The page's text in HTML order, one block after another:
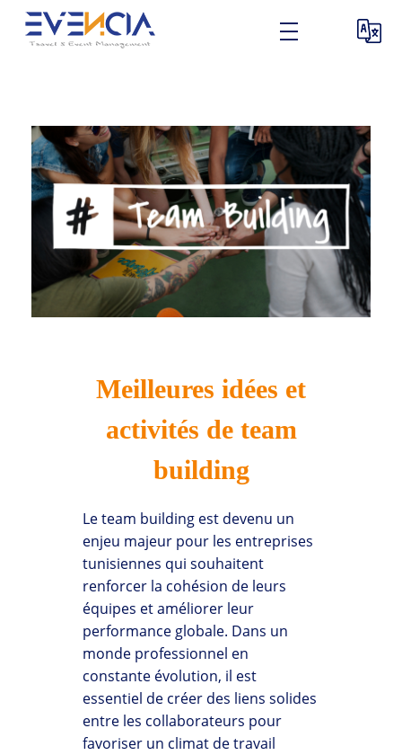
Meilleures idées et
activités de team
building
Le team building est devenu un
enjeu majeur pour les entreprises
tunisiennes qui souhaitent
renforcer la cohésion de leurs
équipes et améliorer leur
performance globale. Dans un
monde professionnel en
constante évolution, il est
essentiel de créer des liens solides
entre les collaborateurs pour
favoriser un climat de travail